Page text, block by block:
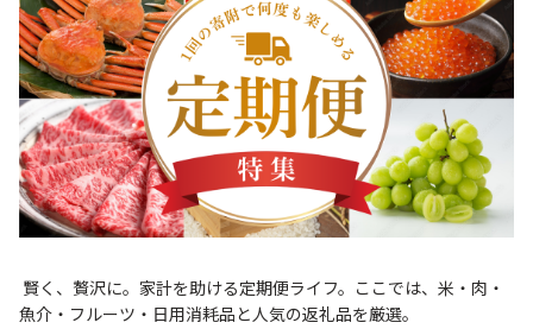
賢く、贅沢に。家計を助ける定期便ライフ。
ここでは、米・肉・
魚介・フルーツ・日用消耗品と人気の返礼品を厳選。